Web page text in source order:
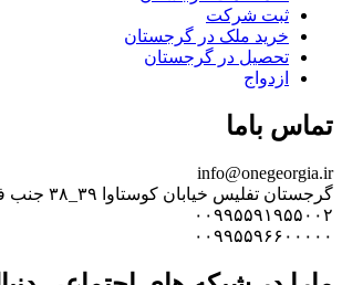
ثبت شرکت
خرید ملک در گرجستان
تحصیل در گرجستان
ازدواج
تماس باما
info@onegeorgia.ir
گرجستان تفلیس خیابان کوستاوا ۳۹_۳۸ جنب فیلارمونیا
۰۰۹۹۵۵۹۱۹۵۵۰۰۲
۰۰۹۹۵۵۹۶۶۰۰۰۰۰